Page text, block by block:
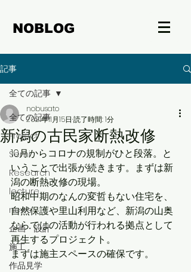
NOBLOG
記事
全ての記事
Project
Semi
Research
lecture
news
企画・設計
施工
作品見学
全ての記事
新潟の古民家断熱改修
nobusato
2021年11月15日 読了時間: 1分
10月からコロナの規制がひと段落。と
いうことで出張が続きます。まずは新
潟の断熱改修の現場。
昭和中期のなんの変哲もない住宅を、
自然保護や里山利用など、新潟の山奥
ならではの活動が行われる拠点として
再生するプロジェクト。
まずは施主スペースの確保です。